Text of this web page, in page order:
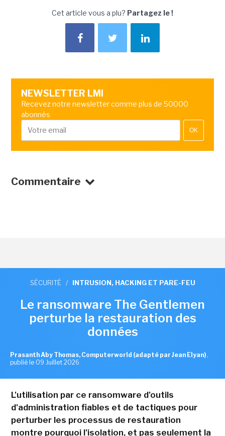
Cet article vous a plu? Partagez le !
NEWSLETTER LMI
Recevez notre newsletter comme plus de 50000
abonnés
OK
Commentaire
SÉCURITÉ / INTRUSION, HACKING ET PARE-FEU
Le ransomware The Gentlemen
perturbe la restauration des
données
Prasanth Aby Thomas, Computerworld (adapté par Jean Elyan) ,
publié le 09 Juillet 2026
L'utilisation par ce ransomware d'outils
d'administration fiables et de tactiques pour
perturber les processus de restauration
montre pourquoi l'isolation, et pas seulement la